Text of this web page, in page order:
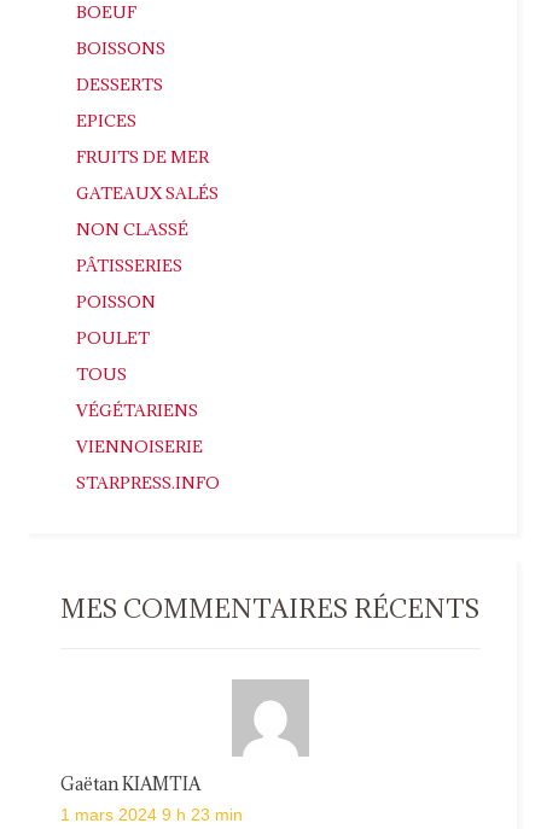
BOEUF
BOISSONS
DESSERTS
EPICES
FRUITS DE MER
GATEAUX SALÉS
NON CLASSÉ
PÂTISSERIES
POISSON
POULET
TOUS
VÉGÉTARIENS
VIENNOISERIE
STARPRESS.INFO
MES COMMENTAIRES RÉCENTS
Gaëtan KIAMTIA
1 mars 2024 9 h 23 min